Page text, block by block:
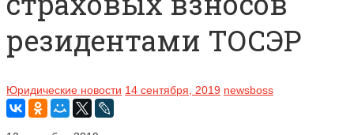
резидентами ТОСЭР
Юридические новости 14 сентября, 2019 newsboss